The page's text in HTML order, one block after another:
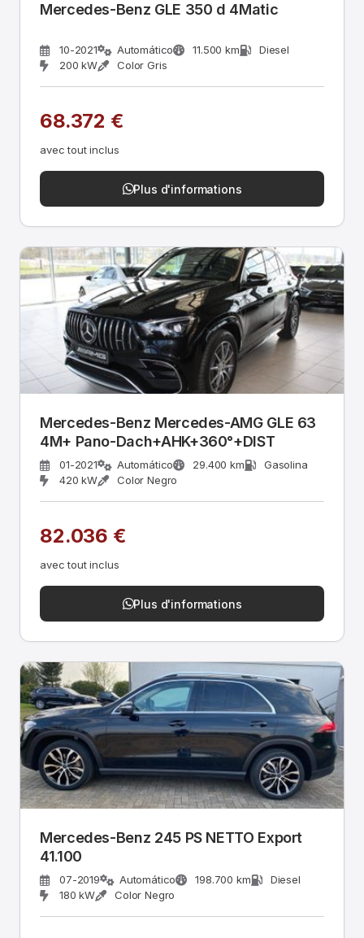
Mercedes-Benz GLE 350 d 4Matic
10-2021 Automático 11.500 km
Diesel
200 kW
Color Gris
68.372 €
avec tout inclus
Plus d'informations
Mercedes-Benz Mercedes-AMG GLE 63
4M+ Pano-Dach+AHK+360­°+DIST
01-2021 Automático 29.400 km
Gasolina
420 kW
Color Negro
82.036 €
avec tout inclus
Plus d'informations
Mercedes-Benz 245 PS NETTO Export
41.100
07-2019 Automático 198.700 km
Diesel
180 kW
Color Negro